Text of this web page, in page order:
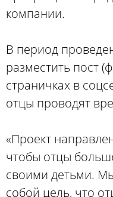
компании.
В период
разместить пост
страничках в
отцы проводят
«Проект
чтобы отцы
своими детьми.
собой цель, что